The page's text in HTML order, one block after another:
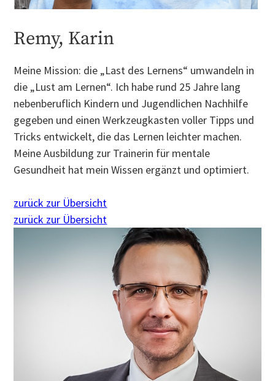
Remy, Karin
Meine Mission: die „Last des Lernens“ umwandeln in
die „Lust am Lernen“. Ich habe rund 25 Jahre lang
nebenberuflich Kindern und Jugendlichen Nachhilfe
gegeben und einen Werkzeugkasten voller Tipps und
Tricks entwickelt, die das Lernen leichter machen.
Meine Ausbildung zur Trainerin für mentale
Gesundheit hat mein Wissen ergänzt und optimiert.
zurück zur Übersicht
zurück zur Übersicht